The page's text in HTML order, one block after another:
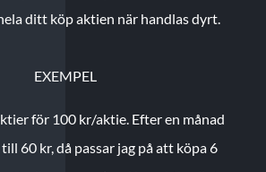
ditt köp aktien när handlas dyrt.
EXEMPEL
för 100 kr/aktie. Efter en månad
60 kr, då passar jag på att köpa 6